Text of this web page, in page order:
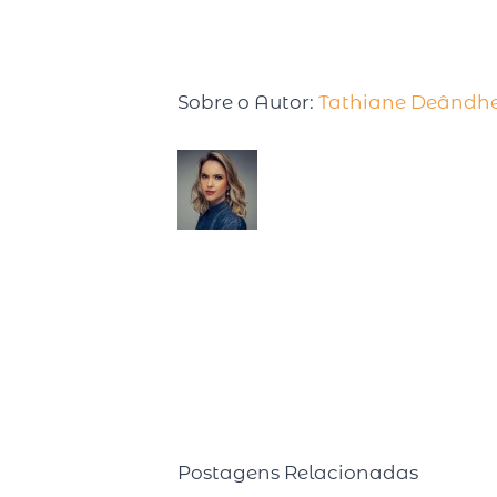
Sobre o Autor: Tathiane
Postagens Relacionadas